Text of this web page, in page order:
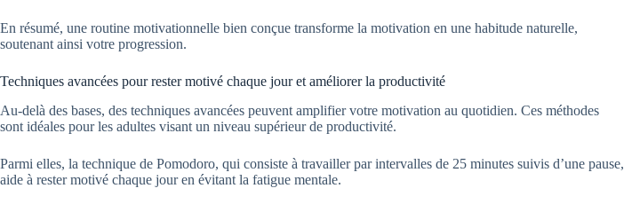
En résumé, une routine motivationnelle bien conçue transforme la motivation en une habitude naturelle,
soutenant ainsi votre progression.
Techniques avancées pour rester motivé chaque jour et améliorer la productivité
Au-delà des bases, des techniques avancées peuvent amplifier votre motivation au quotidien. Ces méthodes
sont idéales pour les adultes visant un niveau supérieur de productivité.
Parmi elles, la technique de Pomodoro, qui consiste à travailler par intervalles de 25 minutes suivis d’une pause,
aide à rester motivé chaque jour en évitant la fatigue mentale.